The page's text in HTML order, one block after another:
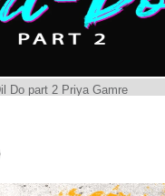
Do part 2 Priya Gamre